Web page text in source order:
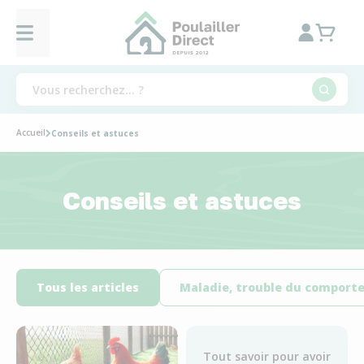
Accueil Conseils et astuces
Conseils et astuces
Tous les articles Maladie, trouble du
Tout savoir pour avoir